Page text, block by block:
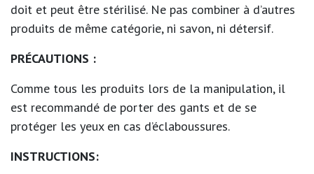
doit et peut être stérilisé. Ne pas combiner à d’autres
produits de même catégorie, ni savon, ni détersif.
PRÉCAUTIONS :
Comme tous les produits lors de la manipulation, il
est recommandé de porter des gants et de se
protéger les yeux en cas d’éclaboussures.
INSTRUCTIONS: